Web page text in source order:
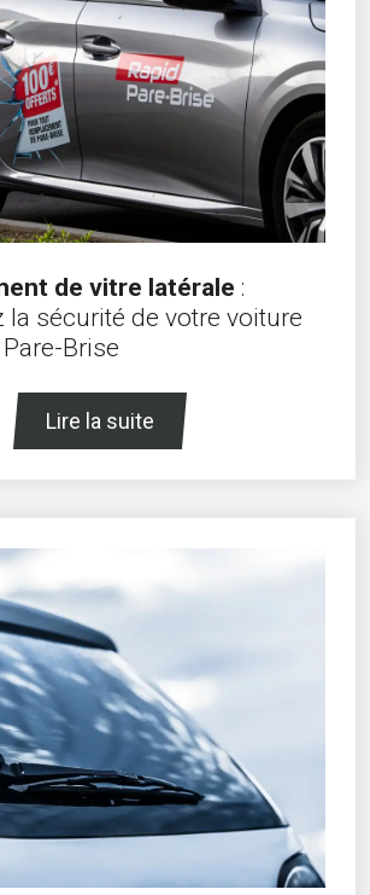
de vitre latérale :
la sécurité de votre voiture
Brise
Lire la suite